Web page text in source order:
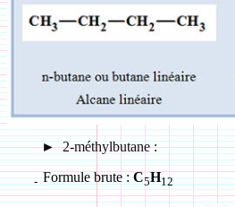
► 2-méthylbutane :
- Formule brute :C5H12